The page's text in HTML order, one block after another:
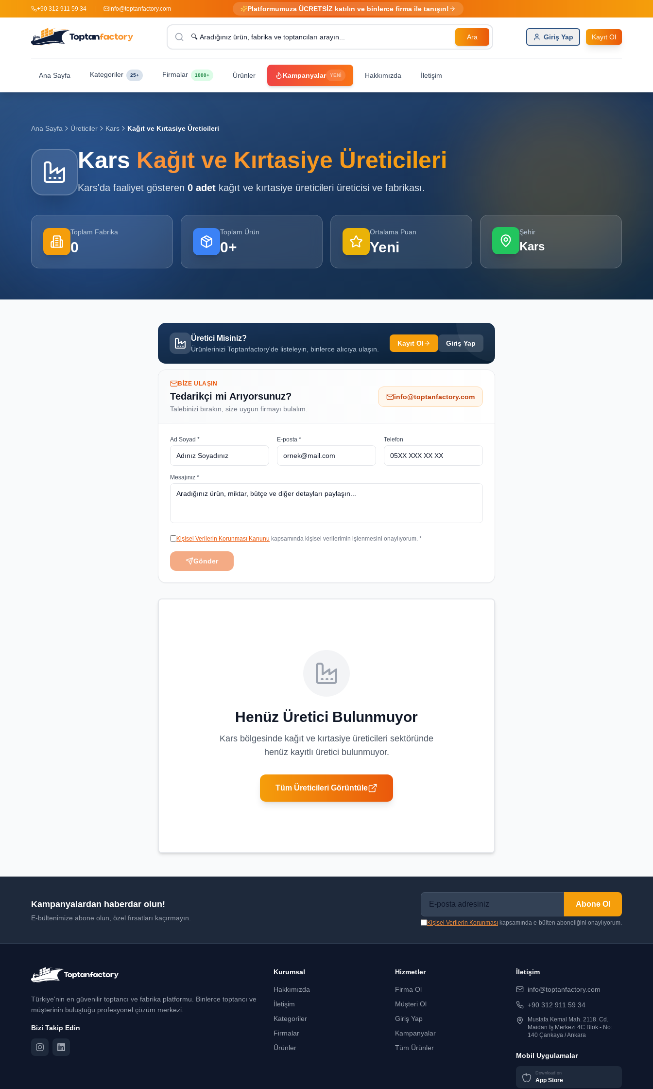
+90 312 911 59 34 info@toptanfactory.com Platformumuza ÜCRETSİZ katılın ve binlerce firma ile tanışın!
Ara Giriş Yap Kayıt Ol
Ana Sayfa Kategoriler 25+ Firmalar 1000+ Ürünler Kampanyalar YENİ Hakkımızda İletişim
Ana Sayfa Üreticiler Kars Kağıt ve Kırtasiye Üreticileri
Kars Kağıt ve Kırtasiye Üreticileri
Kars'da faaliyet gösteren 0 adet kağıt ve kırtasiye üreticileri üreticisi ve fabrikası.
Toplam Fabrika
0
Toplam Ürün
0+
Ortalama Puan
Yeni
Şehir
Kars
Üretici Misiniz?
Ürünlerinizi Toptanfactory'de listeleyin, binlerce alıcıya ulaşın.
Kayıt Ol Giriş Yap
BIZE ULAŞIN
Tedarikçi mi Arıyorsunuz?
Talebinizi bırakın, size uygun firmayı bulalım.
info@toptanfactory.com
Ad Soyad * E-posta * Telefon
Mesajınız *
Kişisel Verilerin Korunması Kanunu kapsamında kişisel verilerimin işlenmesini onaylıyorum. *
Gönder
Henüz Üretici Bulunmuyor
Kars bölgesinde kağıt ve kırtasiye üreticileri sektöründe
henüz kayıtlı üretici bulunmuyor.
Tüm Üreticileri Görüntüle
Kampanyalardan haberdar olun!
E-bültenimize abone olun, özel fırsatları kaçırmayın.
Abone Ol
Kişisel Verilerin Korunması kapsamında e-bülten aboneliğini onaylıyorum.
Türkiye'nin en güvenilir toptancı ve fabrika platformu. Binlerce toptancı ve
müşterinin buluştuğu profesyonel çözüm merkezi.
Bizi Takip Edin
Kurumsal
Hakkımızda
İletişim
Kategoriler
Firmalar
Ürünler
Hizmetler
Firma Ol
Müşteri Ol
Giriş Yap
Kampanyalar
Tüm Ürünler
İletişim
info@toptanfactory.com
+90 312 911 59 34
Mustafa Kemal Mah. 2118. Cd.
Maidan İş Merkezi 4C Blok - No:
140 Çankaya / Ankara
Mobil Uygulamalar
Download on
App Store